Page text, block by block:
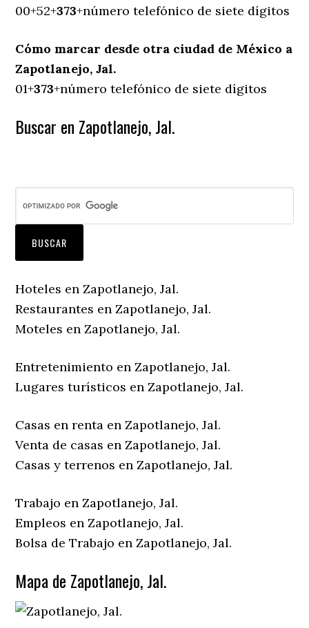
00+52+373+número telefónico de siete dígitos
Cómo marcar desde otra ciudad de México a
Zapotlanejo, Jal.
01+373+número telefónico de siete dígitos
Buscar en Zapotlanejo, Jal.
Hoteles en Zapotlanejo, Jal.
Restaurantes en Zapotlanejo, Jal.
Moteles en Zapotlanejo, Jal.
Entretenimiento en Zapotlanejo, Jal.
Lugares turísticos en Zapotlanejo, Jal.
Casas en renta en Zapotlanejo, Jal.
Venta de casas en Zapotlanejo, Jal.
Casas y terrenos en Zapotlanejo, Jal.
Trabajo en Zapotlanejo, Jal.
Empleos en Zapotlanejo, Jal.
Bolsa de Trabajo en Zapotlanejo, Jal.
Mapa de Zapotlanejo, Jal.